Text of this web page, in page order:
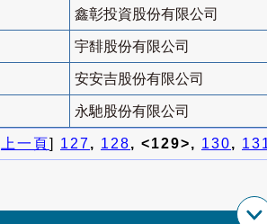
鑫彰投資股份有限公司
宇馡股份有限公司
安安吉股份有限公司
永馳股份有限公司
上一頁] 127, 128, <129>, 130,